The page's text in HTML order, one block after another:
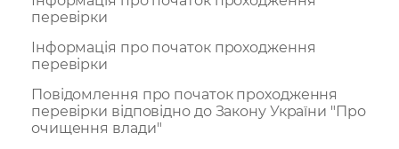
перевірки
Інформація про початок проходження
перевірки
Повідомлення про початок проходження
перевірки відповідно до Закону України "Про
очищення влади"